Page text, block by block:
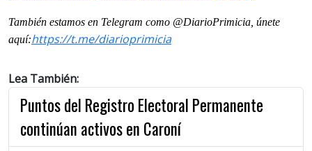
También estamos en Telegram como @DiarioPrimicia, únete
aquí:https://t.me/diarioprimicia
Lea También:
Puntos del Registro Electoral Permanente
continúan activos en Caroní